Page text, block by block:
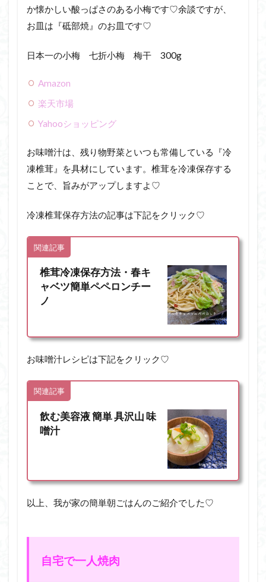
か懐かしい酸っぱさのある小梅です♡余談ですが、
お皿は『砥部焼』のお皿です♡
日本一の小梅 七折小梅 梅干 300g
Amazon
楽天市場
Yahooショッピング
お味噌汁は、残り物野菜といつも常備している『冷
凍椎茸』を具材にしています。椎茸を冷凍保存する
ことで、旨みがアップしますよ♡
冷凍椎茸保存方法の記事は下記をクリック♡
関連記事
椎茸冷凍保存方法・春キ
ャベツ簡単ペペロンチー
ノ
お味噌汁レシピは下記をクリック♡
関連記事
飲む美容液 簡単 具沢山 味
噌汁
以上、我が家の簡単朝ごはんのご紹介でした♡
自宅で一人焼肉